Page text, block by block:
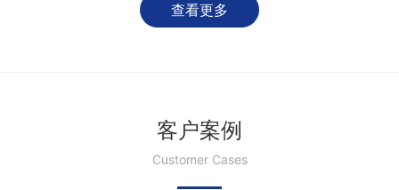
查看更多
客户案例
Customer Cases